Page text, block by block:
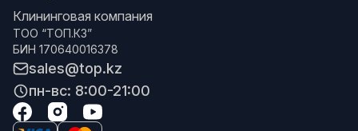
Клининговая компания
ТОО “ТОП.КЗ”
БИН 170640016378
sales@top.kz
пн-вс: 8:00-21:00